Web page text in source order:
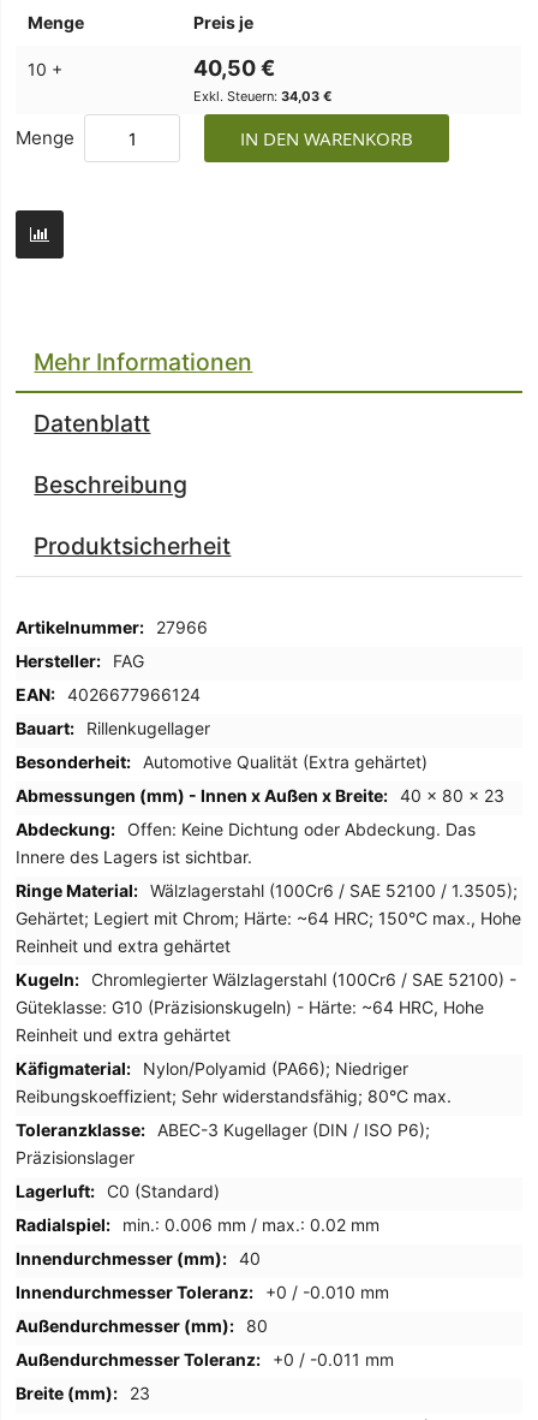
Menge
Preis je
10 + 40,50 €
34,03 €
Menge IN DEN WARENKORB
Mehr Informationen
Datenblatt
Beschreibung
Produktsicherheit
Mehr
Informationen
27966
FAG
4026677966124
Rillenkugellager
Automotive Qualität (Extra gehärtet)
40 x 80 x 23
Offen: Keine Dichtung oder Abdeckung. Das
Innere des Lagers ist sichtbar.
Wälzlagerstahl (100Cr6 / SAE 52100 / 1.3505);
Gehärtet; Legiert mit Chrom; Härte: ~64 HRC; 150°C max., Hohe
Reinheit und extra gehärtet
Chromlegierter Wälzlagerstahl (100Cr6 / SAE 52100) -
Güteklasse: G10 (Präzisionskugeln) - Härte: ~64 HRC, Hohe
Reinheit und extra gehärtet
Nylon/Polyamid (PA66); Niedriger
Reibungskoeffizient; Sehr widerstandsfähig; 80°C max.
ABEC-3 Kugellager (DIN / ISO P6);
Präzisionslager
C0 (Standard)
min.: 0.006 mm / max.: 0.02 mm
40
+0 / -0.010 mm
80
+0 / -0.011 mm
23